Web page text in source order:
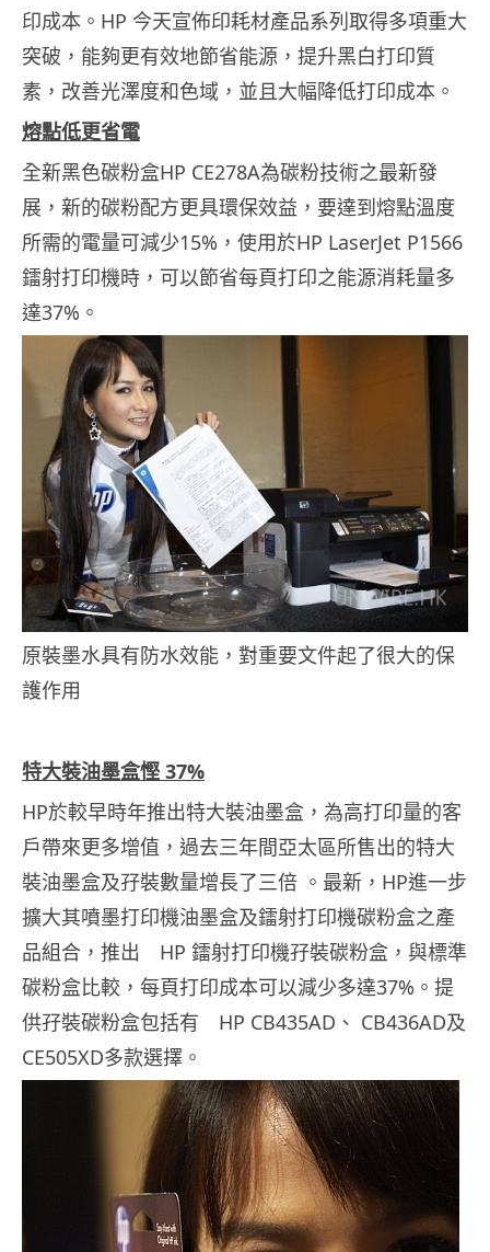
印成本。HP 今天宣佈印耗材產品系列取得多項重大
突破，能夠更有效地節省能源，提升黑白打印質
素，改善光澤度和色域，並且大幅降低打印成本。
熔點低更省電
全新黑色碳粉盒HP CE278A為碳粉技術之最新發
展，新的碳粉配方更具環保效益，要達到熔點溫度
所需的電量可減少15%，使用於HP LaserJet P1566
鐳射打印機時，可以節省每頁打印之能源消耗量多
達37%。
原裝墨水具有防水效能，對重要文件起了很大的保
護作用
特大裝油墨盒慳 37%
HP於較早時年推出特大裝油墨盒，為高打印量的客
戶帶來更多增值，過去三年間亞太區所售出的特大
裝油墨盒及孖裝數量增長了三倍 。最新，HP進一步
擴大其噴墨打印機油墨盒及鐳射打印機碳粉盒之產
品組合，推出 HP 鐳射打印機孖裝碳粉盒，與標準
碳粉盒比較，每頁打印成本可以減少多達37%。提
供孖裝碳粉盒包括有 HP CB435AD、 CB436AD及
CE505XD多款選擇。